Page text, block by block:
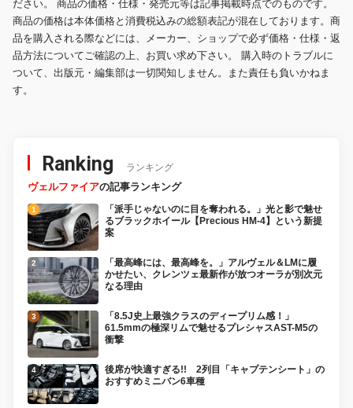
ださい。 商品の価格・仕様・発売元等は記事掲載時点でのものです。
商品の価格は本体価格と消費税込みの総額表記が混在しております。商
品を購入される際などには、メーカー、ショップで必ず価格・仕様・返
品方法についてご確認の上、お買い求め下さい。 購入時のトラブルに
ついて、出版元・編集部は一切関知しません。また責任も負いかねま
す。
Ranking ランキング
ヴェルファイアの記事ランキング
「派手じゃないのに目を奪われる。」光と影で魅せ
るブラックホイール【Precious HM-4】という新提
案
「最高峰には、最高峰を。」アルヴェル＆LMに履
かせたい、クレンツェ最新作が放つオーラが別次元
なる理由
「8.5J史上最強クラスのディープリム感！」
61.5mmの極深リムで魅せるプレシャスAST-M5の
衝撃
後席が快適すぎる!! 2列目「キャプテンシート」の
おすすめミニバン6車種